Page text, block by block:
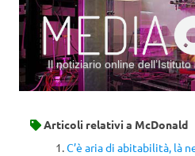
Il notiziario online
Articoli relativi a McDonald
C’è aria di abitabilità, là